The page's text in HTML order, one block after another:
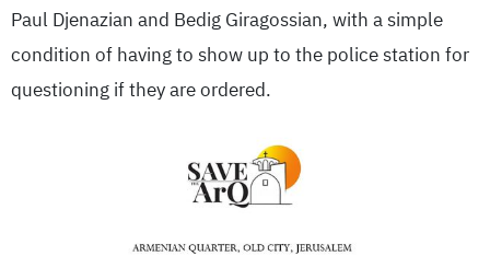
Paul Djenazian and Bedig Giragossian, with a simple
condition of having to show up to the police station for
questioning if they are ordered.